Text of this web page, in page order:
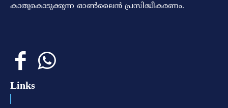
കാതുകൊടുക്കുന്ന ഓണ്‍ലൈന്‍ പ്രസിദ്ധീകരണം.
Links